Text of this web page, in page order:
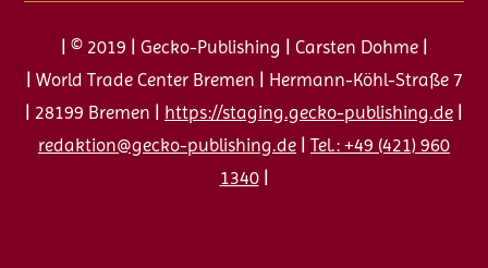
| © 2019 | Gecko-Publishing | Carsten Dohme |
| World Trade Center Bremen | Hermann-Köhl-Straße 7
| 28199 Bremen | https://staging.gecko-publishing.de |
redaktion@gecko-publishing.de | Tel.: +49 (421) 960
1340|